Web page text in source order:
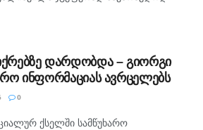
გაუსწორდა. ჯერ-ჯერობით
შესახებ ინფორმაცია არ
დარდობდა – გიორგი
ინფორმაციას ავრცელებს
0
ქსელში სამწუხარო